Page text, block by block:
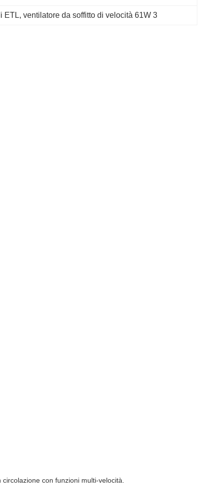
ETL, ventilatore da soffitto di velocità 61W 3
con funzioni multi-velocità.